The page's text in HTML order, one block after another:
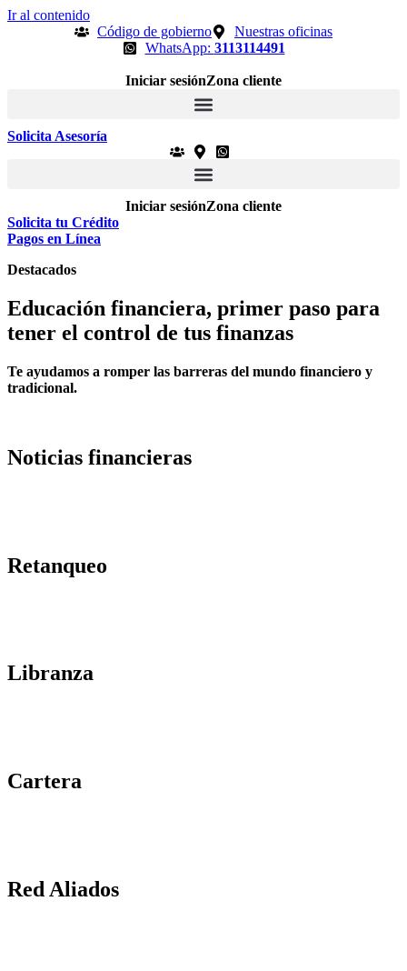
Ir al contenido
Código de gobierno
Nuestras oficinas
WhatsApp: 3113114491
Iniciar sesiónZona cliente
Solicita Asesoría
Iniciar sesiónZona cliente
Solicita tu Crédito
Pagos en Línea
Destacados
Educación financiera, primer paso para
tener el control de tus finanzas
Te ayudamos a romper las barreras del mundo financiero y
tradicional.
Noticias financieras
Retanqueo
Libranza
Cartera
Red Aliados